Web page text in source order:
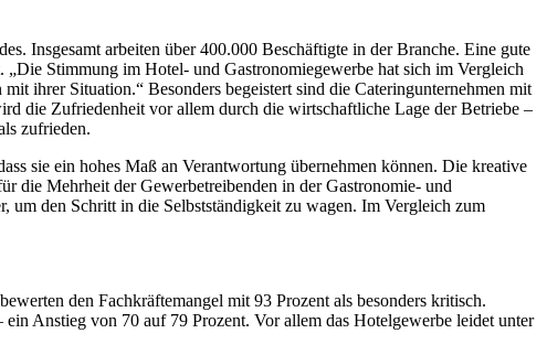
Insgesamt arbeiten über 400.000 Beschäftigte in der Branche. Eine gute
Stimmung im Hotel- und Gastronomiegewerbe hat sich im Vergleich
ihrer Situation.“ Besonders begeistert sind die Cateringunternehmen mit
die Zufriedenheit vor allem durch die wirtschaftliche Lage der Betriebe –
zufrieden.
sie ein hohes Maß an Verantwortung übernehmen können. Die kreative
die Mehrheit der Gewerbetreibenden in der Gastronomie- und
den Schritt in die Selbstständigkeit zu wagen. Im Vergleich zum
den Fachkräftemangel mit 93 Prozent als besonders kritisch.
Anstieg von 70 auf 79 Prozent. Vor allem das Hotelgewerbe leidet unter